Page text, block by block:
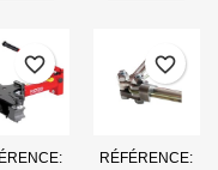
favorite_border
RÉFÉRENCE:
favorite_border